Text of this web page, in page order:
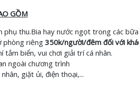
GỒM
phụ thu.Bia hay nước ngọt trong các bữa
phòng riêng 350k/người/đêm đối với
tắm biển, vui chơi giải trí cá nhân.
ngoài chương trình
nhân, giặt ủi, điện thoại,...